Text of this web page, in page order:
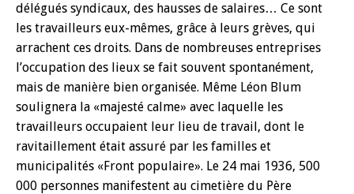
délégués syndicaux, des hausses de salaires… Ce sont
les travailleurs eux-mêmes, grâce à leurs grèves, qui
arrachent ces droits. Dans de nombreuses entreprises
l’occupation des lieux se fait souvent spontanément,
mais de manière bien organisée. Même Léon Blum
soulignera la «majesté calme» avec laquelle les
travailleurs occupaient leur lieu de travail, dont le
ravitaillement était assuré par les familles et
municipalités «Front populaire». Le 24 mai 1936, 500
000 personnes manifestent au cimetière du Père